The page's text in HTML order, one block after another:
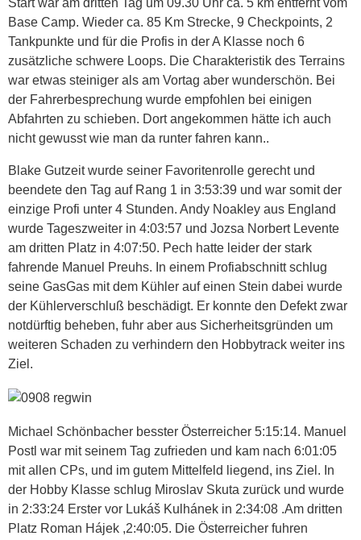
Start war am dritten Tag um 09.30 Uhr ca. 5 km entfernt vom
Base Camp. Wieder ca. 85 Km Strecke, 9 Checkpoints, 2
Tankpunkte und für die Profis in der A Klasse noch 6
zusätzliche schwere Loops. Die Charakteristik des Terrains
war etwas steiniger als am Vortag aber wunderschön. Bei
der Fahrerbesprechung wurde empfohlen bei einigen
Abfahrten zu schieben. Dort angekommen hätte ich auch
nicht gewusst wie man da runter fahren kann..
Blake Gutzeit wurde seiner Favoritenrolle gerecht und
beendete den Tag auf Rang 1 in 3:53:39 und war somit der
einzige Profi unter 4 Stunden. Andy Noakley aus England
wurde Tageszweiter in 4:03:57 und Jozsa Norbert Levente
am dritten Platz in 4:07:50. Pech hatte leider der stark
fahrende Manuel Preuhs. In einem Profiabschnitt schlug
seine GasGas mit dem Kühler auf einen Stein dabei wurde
der Kühlerverschluß beschädigt. Er konnte den Defekt zwar
notdürftig beheben, fuhr aber aus Sicherheitsgründen um
weiteren Schaden zu verhindern den Hobbytrack weiter ins
Ziel.
Michael Schönbacher besster Österreicher 5:15:14. Manuel
Postl war mit seinem Tag zufrieden und kam nach 6:01:05
mit allen CPs, und im gutem Mittelfeld liegend, ins Ziel. In
der Hobby Klasse schlug Miroslav Skuta zurück und wurde
in 2:33:24 Erster vor Lukáš Kulhánek in 2:34:08 .Am dritten
Platz Roman Hájek ,2:40:05. Die Österreicher fuhren